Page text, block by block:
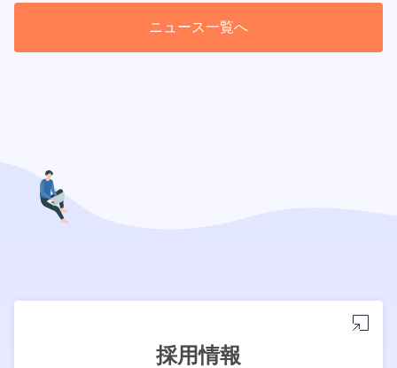
ニュース一覧へ
採用情報